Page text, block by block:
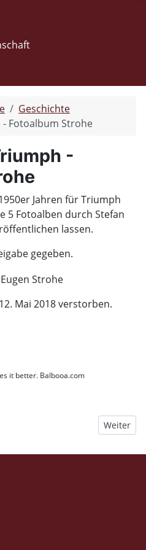
Geschichte
Fotoalbum Strohe
-
Jahren für Triumph
5 Fotoalben durch Stefan
lassen.
gegeben.
Mai 2018 verstorben.
it better. Balbooa.com
Nächster
Weiter